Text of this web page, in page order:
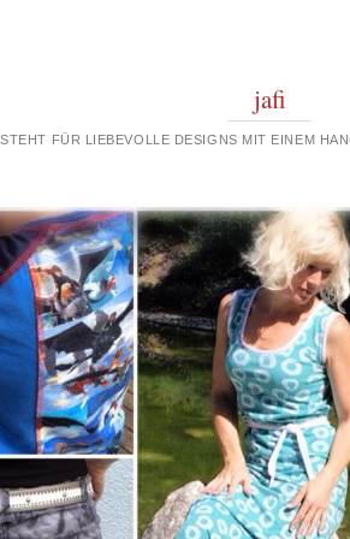
jafi
FÜR LIEBEVOLLE DESIGNS MIT EINEM